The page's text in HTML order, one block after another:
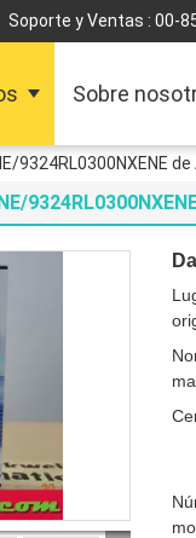
Soporte y Ventas : 00-
Sobre
9324RL0300NXENE